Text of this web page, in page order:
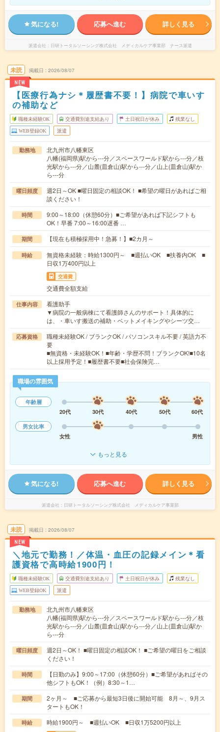
気になる! 応募へ進む 詳しく見る
派遣会社 日研トータルソーシング株式会社 メディカルケア事業部 ナース派遣
未読
NEW
掲載日 2026/08/07
【医療行為ナシ＊履歴書不要！】病院で車いす
の補助など
職種未経験OK 交通費別途支給あり 土日祝日が休み 残業なし
WEB登録OK 派遣
勤務地
北九州市八幡東区
八幡(福岡県)駅から---分／スペースワールド駅から---分／枝
光駅から---分／山麓(皿倉山)駅から---分／山上(皿倉山)駅か
ら---分
曜日頻度
週2日～OK ■曜日固定の相談OK！ ■希望の曜日があればご相
談ください！
時間
9:00～18:00（休憩60分）■ご希望があれば下記シフトも
OK！早番 7:00～16:00遅番 …
期間 【現在も積極採用中！急募！】■2カ月～
時給
無資格未経験：時給1300円～ ■週払いOK ■扶養内OK ■
日収1万400円以上
交通費
交通費全額支給
仕事内容
看護助手
▼病院の一般病棟にて看護師さんのサポート！具体的に
は、・車いす搬送の補助・ベットメイキングやシーツ交…
応募資格
職種未経験OK / ブランクOK / パソコンスキル不要 / 英語力不
要
■無資格・未経験OK！■年齢・学歴不問！ブランクOK!■10名
以上採用予定！■履歴書不要■社会保険完…
職場の雰囲気
年齢層
20代
30代 40代 50代
60代
男女比率
女性
男性
もっと見る
気になる! 応募へ進む 詳しく見る
派遣会社 日研トータルソーシング株式会社 メディカルケア事業部
未読
NEW
掲載日 2026/08/07
＼地元で勤務！／体温・血圧の記録メイン＊看
護資格で高時給1900円！
職種未経験OK 交通費別途支給あり 土日祝日が休み 残業なし
WEB登録OK 派遣
勤務地
北九州市八幡東区
八幡(福岡県)駅から---分／スペースワールド駅から---分／枝
光駅から---分／山麓(皿倉山)駅から---分／山上(皿倉山)駅か
ら---分
曜日頻度
週2日～OK！ ■曜日固定の相談OK！ ■ご希望の曜日をご相談
ください！
時間
【日勤のみ】9:00～17:00（休憩60分）■ご希望があればその
他シフトもOK！（例）8:30～1…
期間
2ヶ月～ ■ご応募から最短3日後に開始可能 8月～、9月ス
タートもOK！
時給 時給1900円～ ■週払いOK ■日収1万5200円以上